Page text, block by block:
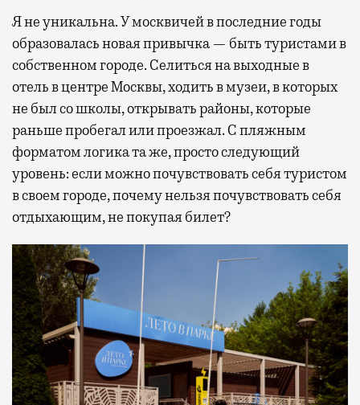
Я не уникальна. У москвичей в последние годы
образовалась новая привычка — быть туристами в
собственном городе. Селиться на выходные в
отель в центре Москвы, ходить в музеи, в которых
не был со школы, открывать районы, которые
раньше пробегал или проезжал. С пляжным
форматом логика та же, просто следующий
уровень: если можно почувствовать себя туристом
в своем городе, почему нельзя почувствовать себя
отдыхающим, не покупая билет?